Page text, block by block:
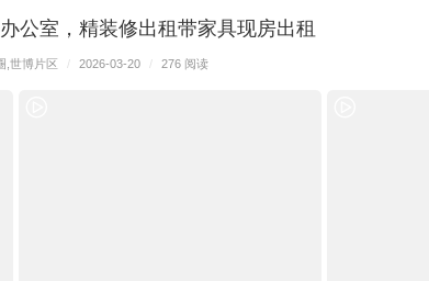
公室，精装修出租带家具现房出租
,世博片区 / 2026-03-20 / 276 阅读